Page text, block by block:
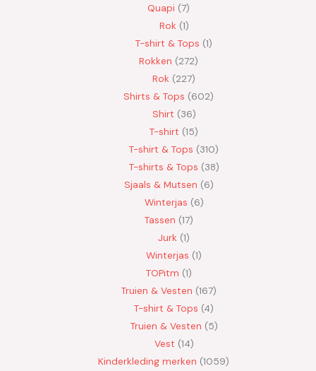
Quapi 7
Rok 1
T-shirt & Tops 1
Rokken 272
Rok 227
Shirts & Tops 602
Shirt 36
T-shirt 15
T-shirt & Tops 310
T-shirts & Tops 38
Sjaals & Mutsen 6
Winterjas 6
Tassen 17
Jurk 1
Winterjas 1
TOPitm 1
Truien & Vesten 167
T-shirt & Tops 4
Truien & Vesten 5
Vest 14
Kinderkleding merken 1059